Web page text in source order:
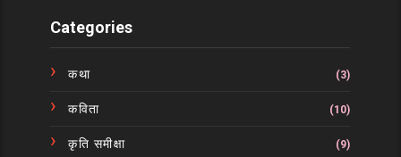
Categories
कथा (3)
कविता (10)
कृति समीक्षा (9)